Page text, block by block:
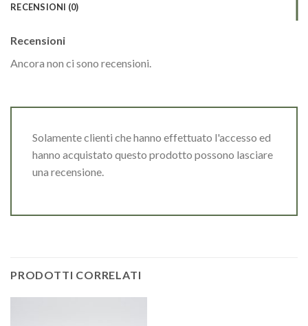
RECENSIONI (0)
Recensioni
Ancora non ci sono recensioni.
Solamente clienti che hanno effettuato l'accesso ed
hanno acquistato questo prodotto possono lasciare
una recensione.
PRODOTTI CORRELATI